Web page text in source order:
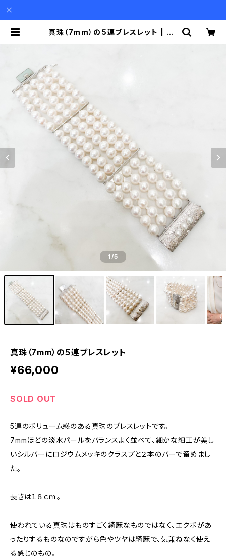
真珠（7mm）の５連ブレスレット | Ak
1/5
真珠（7mm）の５連ブレスレット
¥66,000
SOLD OUT
5連のボリューム感のある真珠のブレスレットです。
7mmほどの淡水パールをバランスよく並べて、細かな細工が美し
いシルバーにロジウムメッキのクラスプと２本のバーで留めまし
た。
長さは１８ｃｍ。
使われている真珠はものすごく綺麗なものではなく、エクボがあ
ったりするものなのですがら色やツヤは綺麗で、気兼ねなく使え
る感じのもの。